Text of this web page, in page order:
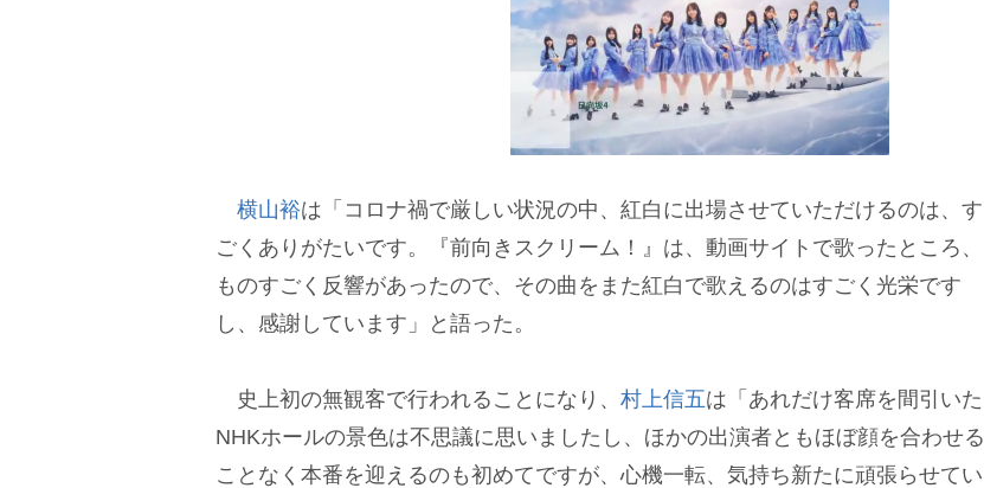
M
u
横山裕は「コロナ禍で厳しい状況の中、紅白に出場させていただけるのは、す
ごくありがたいです。『前向きスクリーム！』は、動画サイトで歌ったところ、
ものすごく反響があったので、その曲をまた紅白で歌えるのはすごく光栄です
し、感謝しています」と語った。
史上初の無観客で行われることになり、 村上信五は「あれだけ客席を間引いた
NHKホールの景色は不思議に思いましたし、ほかの出演者ともほぼ顔を合わせる
ことなく本番を迎えるのも初めてですが、心機一転、気持ち新たに頑張らせてい